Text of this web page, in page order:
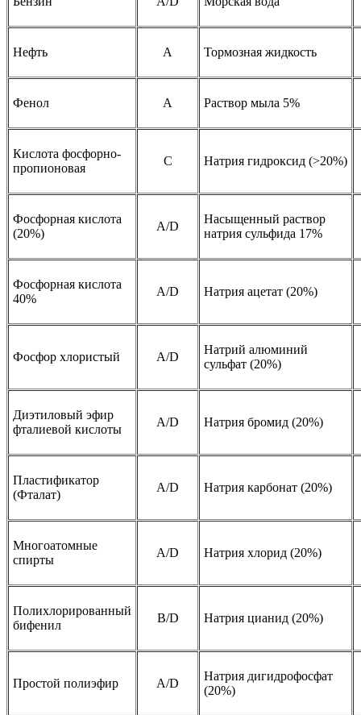
Нефть A Тормозная жидкость
Фенол A Раствор мыла 5%
Кислота фосфорно-
пропионовая
C Натрия гидроксид (>20%)
Фосфорная кислота
(20%)
A/D
Насыщенный раствор
натрия сульфида 17%
Фосфорная кислота
40%
A/D Натрия ацетат (20%)
Фосфор хлористый A/D
Натрий алюминий
сульфат (20%)
Диэтиловый эфир
фталиевой кислоты
A/D Натрия бромид (20%)
Пластификатор
(Фталат)
A/D Натрия карбонат (20%)
Многоатомные
спирты
A/D Натрия хлорид (20%)
Полихлорированный
бифенил
B/D Натрия цианид (20%)
Простой полиэфир A/D
Натрия дигидрофосфат
(20%)